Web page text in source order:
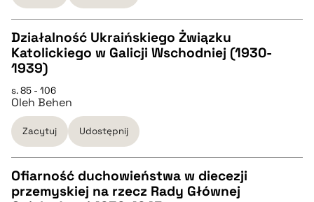
BIBTEX
pobierz cytat
CZYSTY TEKST
pobierz cytat
BIBTEX
pobierz cytat
Działalność Ukraińskiego Żwiązku
Katolickiego w Galicji Wschodniej (1930-
1939)
s. 85 - 106
Oleh Behen
Zacytuj Udostępnij
Ofiarność duchowieństwa w diecezji
przemyskiej na rzecz Rady Głównej